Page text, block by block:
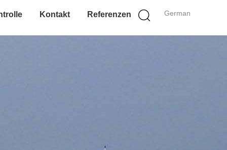
German
Kontakt Referenzen